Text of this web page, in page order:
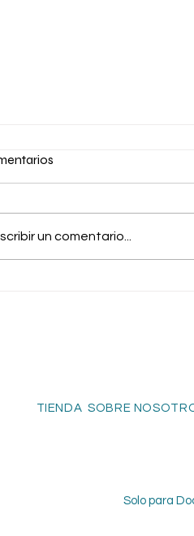
un comentario...
TIENDA SOBRE
Solo para